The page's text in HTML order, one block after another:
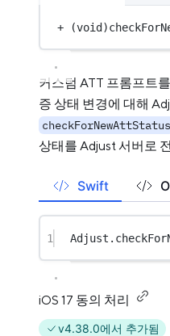
+ (void
커스텀 ATT 프롬프트
증 상태 변경에 대해
checkForNewAttStatus
상태를 Adjust 서버로
Swift
1 Adjust.
iOS 17 동의 처리
v4.38.0에서 추가됨